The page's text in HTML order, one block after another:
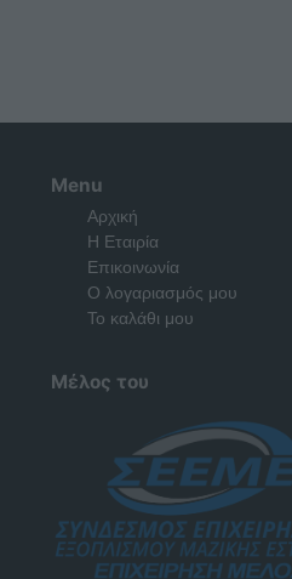
Menu
Αρχική
Η Εταιρία
Επικοινωνία
Ο λογαριασμός μου
Το καλάθι μου
Μέλος του